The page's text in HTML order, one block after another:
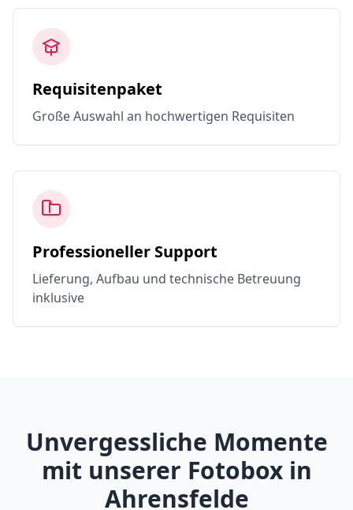
Requisitenpaket
Große Auswahl an hochwertigen Requisiten
Professioneller Support
Lieferung, Aufbau und technische Betreuung
inklusive
Unvergessliche Momente
mit unserer Fotobox in
Ahrensfelde